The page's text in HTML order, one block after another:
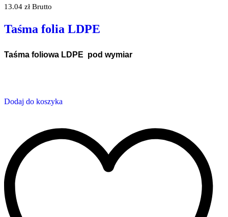
13.04 zł Brutto
Taśma folia LDPE
Taśma foliowa LDPE pod wymiar
Dodaj do koszyka